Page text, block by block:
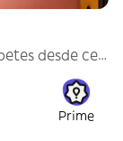
Hacemos todos nuestros helados y sorbetes desde cero, con materias primas naturales y siempre que es posible, escogiendo los ingredientes de pequeños productores locales. @misturaicecream
Prime